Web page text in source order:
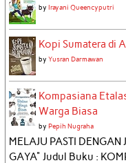
by Irayani Queencyputri
Kopi Sumatera di
by Yusran Darmawan
Kompasiana
Warga Biasa
by Pepih Nugraha
MELAJU PASTI DENGAN
GAYA" Judul Buku :